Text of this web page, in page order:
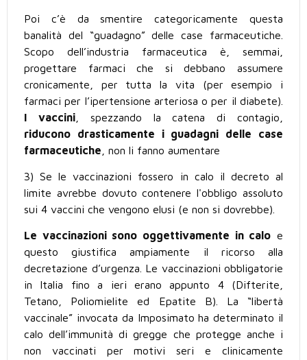
Poi c’è da smentire categoricamente questa
banalità del “guadagno” delle case farmaceutiche.
Scopo dell’industria farmaceutica è, semmai,
progettare farmaci che si debbano assumere
cronicamente, per tutta la vita (per esempio i
farmaci per l’ipertensione arteriosa o per il diabete).
I vaccini, spezzando la catena di contagio,
riducono drasticamente i guadagni delle case
farmaceutiche , non li fanno aumentare
3) Se le vaccinazioni fossero in calo il decreto al
limite avrebbe dovuto contenere l'obbligo assoluto
sui 4 vaccini che vengono elusi (e non si dovrebbe).
Le vaccinazioni sono oggettivamente in calo e
questo giustifica ampiamente il ricorso alla
decretazione d’urgenza. Le vaccinazioni obbligatorie
in Italia fino a ieri erano appunto 4 (Difterite,
Tetano, Poliomielite ed Epatite B). La “libertà
vaccinale” invocata da Imposimato ha determinato il
calo dell’immunità di gregge che protegge anche i
non vaccinati per motivi seri e clinicamente